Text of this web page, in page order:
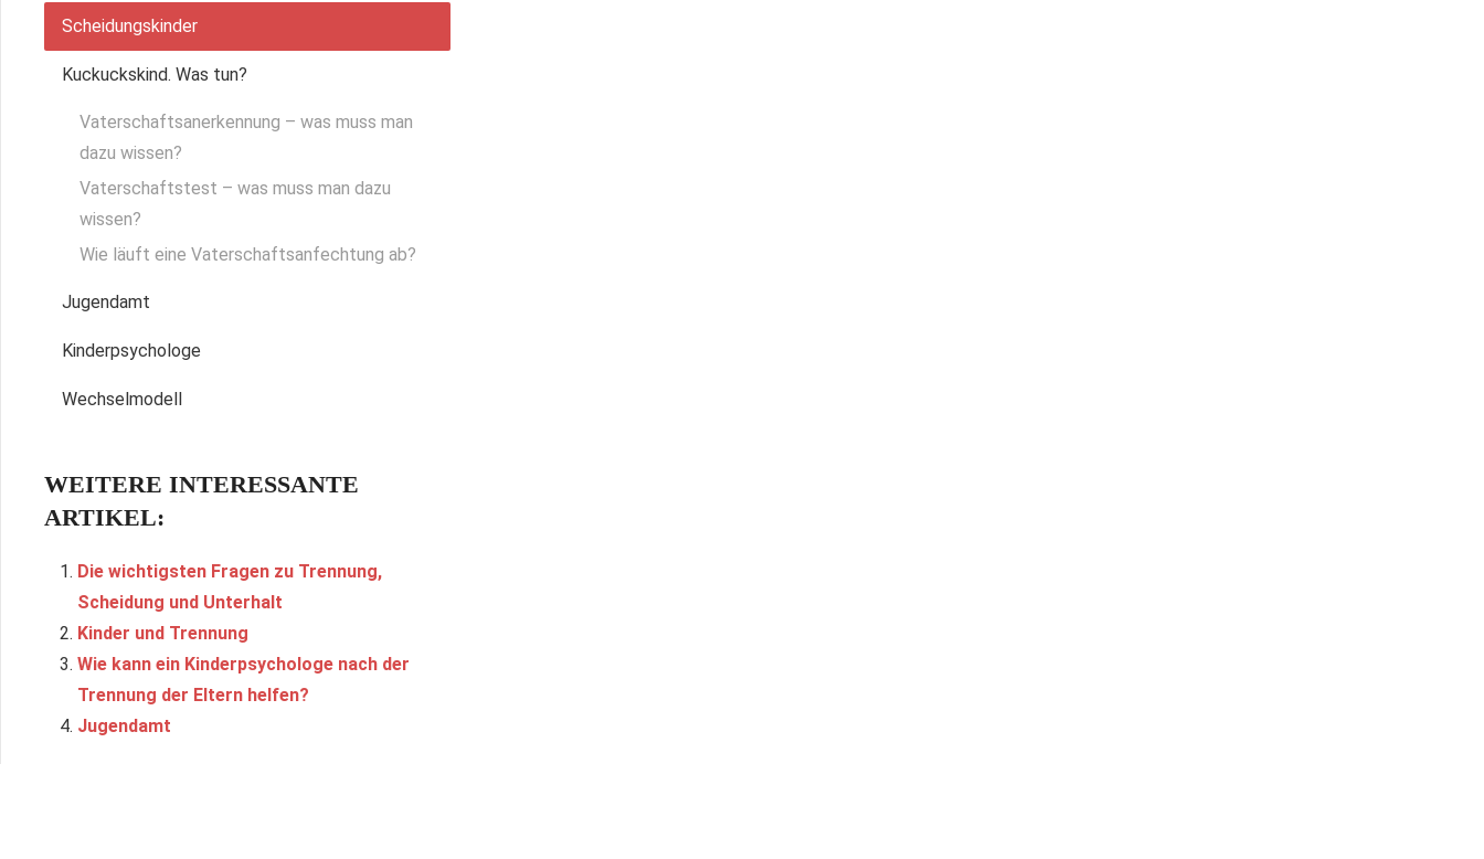
Scheidungskinder
Kuckuckskind. Was tun?
Vaterschaftsanerkennung – was muss man
dazu wissen?
Vaterschaftstest – was muss man dazu
wissen?
Wie läuft eine Vaterschaftsanfechtung ab?
Jugendamt
Kinderpsychologe
Wechselmodell
WEITERE INTERESSANTE
ARTIKEL:
Die wichtigsten Fragen zu Trennung,
Scheidung und Unterhalt
Kinder und Trennung
Wie kann ein Kinderpsychologe nach der
Trennung der Eltern helfen?
Jugendamt